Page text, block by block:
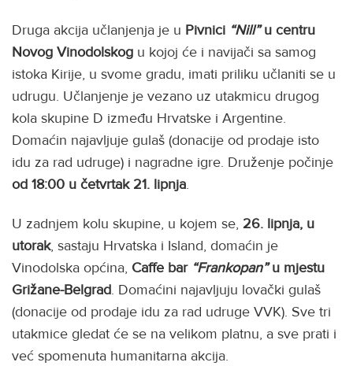
Druga akcija učlanjenja je u Pivnici “Nill”u centru
Novog Vinodolskog u kojoj će i navijači sa samog
istoka Kirije, u svome gradu, imati priliku učlaniti se u
udrugu. Učlanjenje je vezano uz utakmicu drugog
kola skupine D između Hrvatske i Argentine.
Domaćin najavljuje gulaš (donacije od prodaje isto
idu za rad udruge) i nagradne igre. Druženje počinje
od 18:00 u četvrtak 21. lipnja.
U zadnjem kolu skupine, u kojem se, 26. lipnja, u
utorak, sastaju Hrvatska i Island, domaćin je
Vinodolska općina, Caffe bar “Frankopan”u mjestu
Grižane-Belgrad. Domaćini najavljuju lovački gulaš
(donacije od prodaje idu za rad udruge VVK). Sve tri
utakmice gledat će se na velikom platnu, a sve prati i
već spomenuta humanitarna akcija.